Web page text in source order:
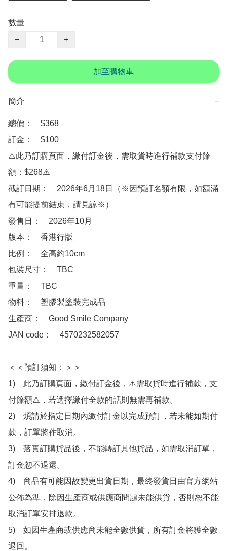
數量
−
+
加至購物車
簡介 −
總價：　$368
訂金：　$100
⚠️此乃訂購頁面，繳付訂金後，需取貨時進行補款支付餘
額：$268⚠️
截訂日期：　2026年6月18日（※因預訂名額有限，如額滿
有可能提前結束，請見諒※）
發售日：　2026年10月
版本：　香港行版
比例：　全高約10cm
包裝尺寸：　TBC
重量：　TBC
物料：　塑膠製塗裝完成品
生產商：　Good Smile Company
JAN code：　4570232582057
＜＜預訂須知：＞＞
1)　此乃訂購頁面，繳付訂金後，⚠️需取貨時進行補款，支
付餘額⚠️，若選擇繳付全款的話則無需再補款。
2)　煩請於指定日期內繳付訂金以完成預訂，若未能如期付
款，訂單將作取消。
3)　落實訂購貨品後，不能轉訂其他貨品，如需取消訂單，
訂金恕不退還。
4)　商品有可能因故變更出貨日期，最終發貨日由官方網站
公佈為準，除因生產商或供應商問題未能供貨，否則恕不能
取消訂單安排退款。
5)　如因生產商或供應商未能全數供貨，所有訂金將獲全數
退回。